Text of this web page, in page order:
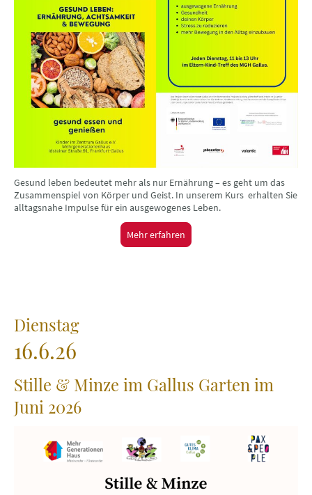
Gesund leben bedeutet mehr als nur Ernährung – es geht um das
Zusammenspiel von Körper und Geist. In unserem Kurs erhalten Sie
alltagsnahe Impulse für ein ausgewogenes Leben.
Mehr erfahren
Dienstag
16.6.26
Stille & Minze im Gallus Garten im
Juni 2026